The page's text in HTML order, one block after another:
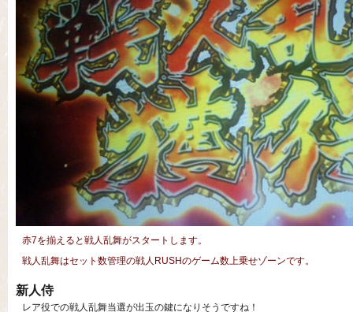
赤7を揃えると戦人乱舞がスタートします。
戦人乱舞はセット数管理の戦人RUSHのゲーム数上乗せゾーンです。
新人侍
レア役での戦人乱舞当選が出玉の鍵になりそうですね！